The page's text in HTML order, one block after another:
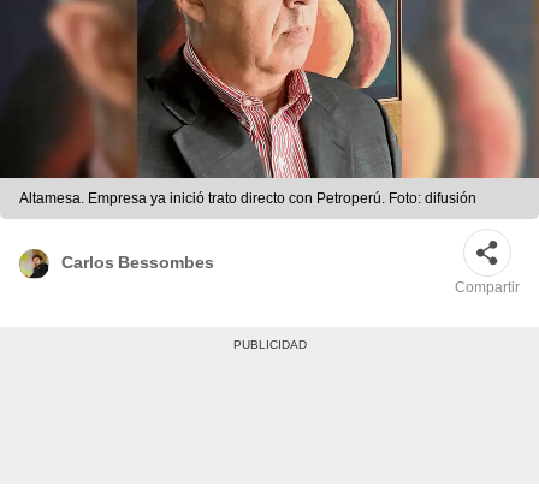
Altamesa. Empresa ya inició trato directo con Petroperú. Foto: difusión
Carlos Bessombes
Compartir